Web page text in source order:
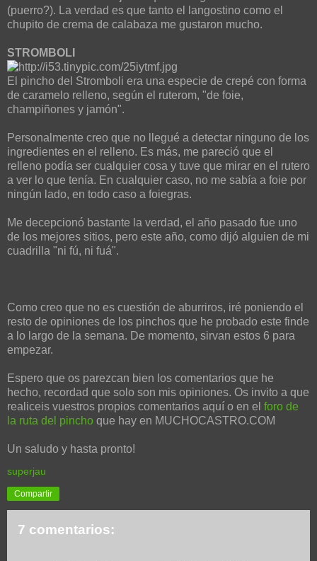
(puerro?). La verdad es que tanto el langostino como el
chupito de crema de calabaza me gustaron mucho.
STROMBOLI
El pincho del Stromboli era una especie de crepé con forma
de caramelo relleno, según el ruterom, "de foie,
champiñones y jamón".
Personalmente creo que no llegué a detectar ninguno de los
ingredientes en el relleno. Es más, me pareció que el
relleno podía ser cualquier cosa y tuve que mirar en el rutero
a ver lo que tenía. En cualquier caso, no me sabía a foie por
ningún lado, en todo caso a foiegras.
Me decepcionó bastante la verdad, el año pasado fue uno
de los mejores sitios, pero este año, como dijó alguien de mi
cuadrilla "ni fú, ni fuá".
Como creo que no es cuestión de aburriros, iré poniendo el
resto de opiniones de los pinchos que he probado este finde
a lo largo de la semana. De momento, sirvan estos 6 para
empezar.
Espero que os parezcan bien los comentarios que he
hecho, recordad que solo son mis opiniones. Os invito a que
realiceis vuestros propios comentarios aquí o en el foro de
la ruta del pincho que hay en MUCHOCASTRO.COM
Un saludo y hasta pronto!
superjau
Compartir
7 comentarios: